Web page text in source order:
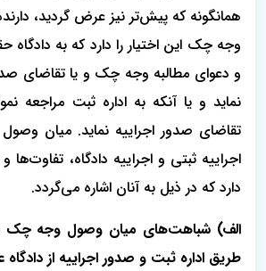
همانگونه که پیش‌تر نیز عرض گردید،
وجه چک این اختیار را دارد که به دادگاه
و دعوای مطالبه وجه چک و یا تقاضای
نماید و یا آنکه به اداره ثبت مراجعه
تقاضای صدور اجراییه نماید. میان
اجراییه ثبتی و اجراییه دادگاه،
دارد که در ذیل به آنان اشاره می‌گردد.
الف) شباهت‌های میان وصول وجه چک
طریق اداره ثبت و صدور اجراییه از دادگاه